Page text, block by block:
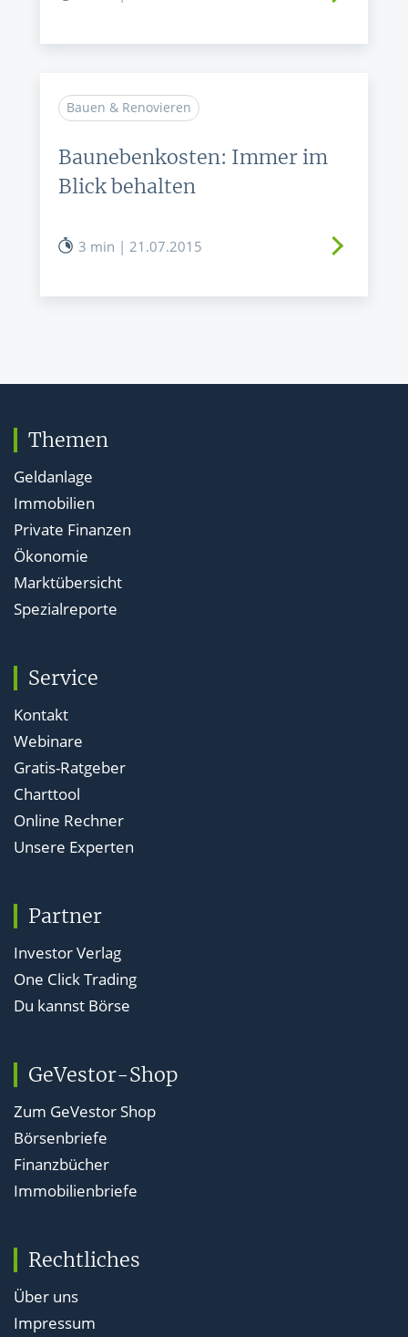
Bauen & Renovieren
Baunebenkosten: Immer im
Blick behalten
3 min | 21.07.2015
Themen
Geldanlage
Immobilien
Private Finanzen
Ökonomie
Marktübersicht
Spezialreporte
Service
Kontakt
Webinare
Gratis-Ratgeber
Charttool
Online Rechner
Unsere Experten
Partner
Investor Verlag
One Click Trading
Du kannst Börse
GeVestor-Shop
Zum GeVestor Shop
Börsenbriefe
Finanzbücher
Immobilienbriefe
Rechtliches
Über uns
Impressum